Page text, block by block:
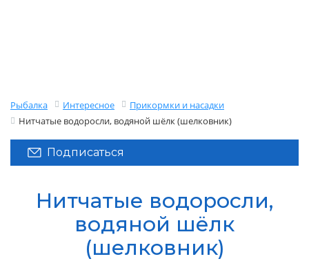
Рыбалка Интересное
Прикормки и насадки
Нитчатые водоросли, водяной шёлк (шелковник)
Подписаться
Нитчатые водоросли,
водяной шёлк
(шелковник)